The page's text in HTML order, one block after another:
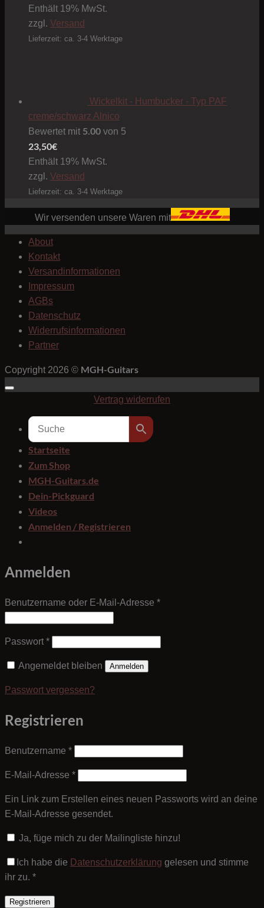
Enthält 19% MwSt.
zzgl. Versand
Lieferzeit: ca. 3-4 Werktage
Wickelkit - Humbucker - Typ PAF
creme/schwarz Alnico
Bewertet mit 5.00 von 5
23,50€
Enthält 19% MwSt.
zzgl. Versand
Lieferzeit: ca. 3-4 Werktage
Wir versenden unsere Waren mit
About
Kontakt
Versandinformationen
Impressum
AGBs
Datenschutz
Widerrufsinformationen
Partner
Copyright 2026 © MGH-Guitars
Vertrag widerrufen
Startseite
Zum Shop
MGH-Guitars.de
Dein-Pickguard
Videos
Anmelden / Registrieren
Anmelden
Benutzername oder E-Mail-Adresse *Erforderlich
Passwort *Erforderlich
Angemeldet bleiben Anmelden
Passwort vergessen?
Registrieren
Benutzername *Erforderlich
E-Mail-Adresse *Erforderlich
Ein Link zum Erstellen eines neuen Passworts wird an deine
E-Mail-Adresse gesendet.
Ja, füge mich zu der Mailingliste hinzu!
Ich habe die Datenschutzerklärung gelesen und stimme
ihr zu. *
Registrieren